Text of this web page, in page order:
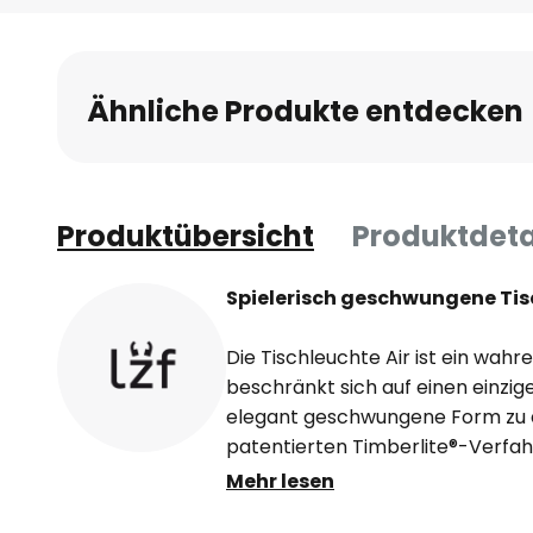
Ähnliche Produkte entdecken
Produktübersicht
Spielerisch geschwungene
Die Tischleuchte Air ist ein
beschränkt sich auf einen
elegant geschwungene Form
patentierten Timberlite®-
zu einem besonders biegsamen
Mehr lesen